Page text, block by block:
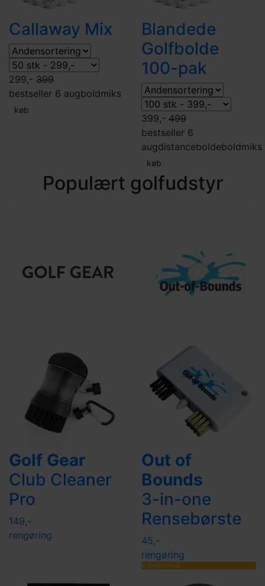
Callaway Mix
299,- 399
bestseller 6 augboldmiks
køb
Blandede
Golfbolde
100-pak
399,- 499
bestseller 6
augdistanceboldeboldmiks
køb
Populært golfudstyr
Golf Gear
Club Cleaner
Pro
149,-
rengøring
Out of
Bounds
3-in-one
Rensebørste
45,-
rengøring
SUMMER SALE